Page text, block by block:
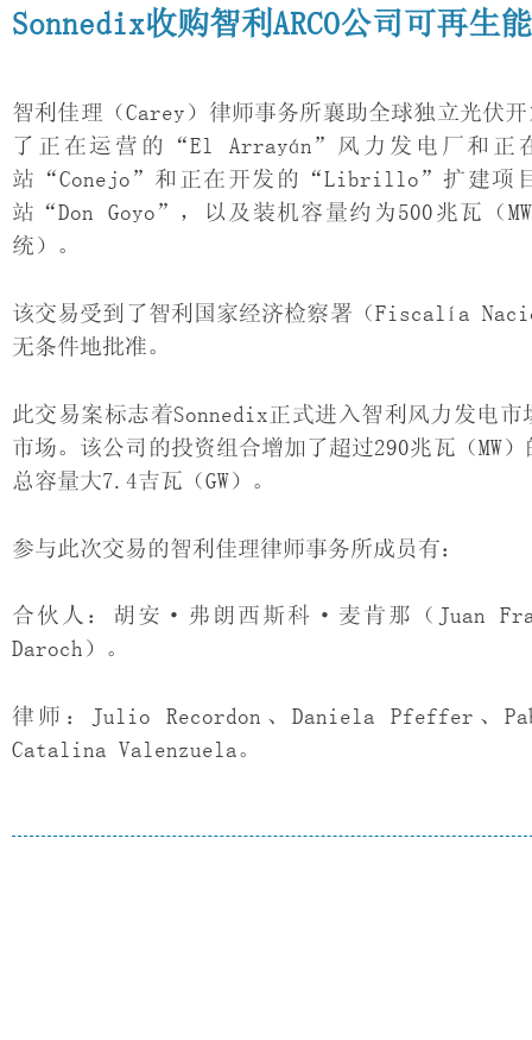
Sonnedix收购智利ARCO公司可再生
智利佳理（Carey）律师事务所襄助全球独立光伏
了正在运营的“El Arrayán”风力发电厂和正
站“Conejo”和正在开发的“Librillo”扩建项目
站“Don Goyo”，以及装机容量约为500兆瓦（
统）。
该交易受到了智利国家经济检察署（Fiscalía
无条件地批准。
此交易案标志着Sonnedix正式进入智利风力发电
市场。该公司的投资组合增加了超过290兆瓦（MW
总容量大7.4吉瓦（GW）。
参与此次交易的智利佳理律师事务所成员有：
合伙人：胡安·弗朗西斯科·麦肯那（Juan
Daroch）。
律师：Julio Recordon、Daniela Pfeffer、
Catalina Valenzuela。